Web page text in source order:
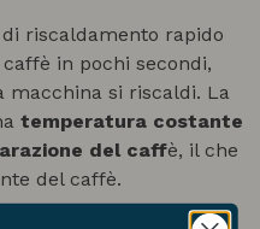
riscaldamento rapido
in pochi secondi,
macchina si riscaldi. La
temperatura costante
del caffè, il che
del caffè.